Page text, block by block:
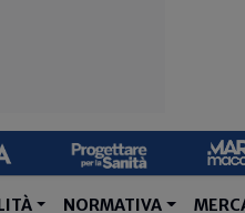
NORMATIVA